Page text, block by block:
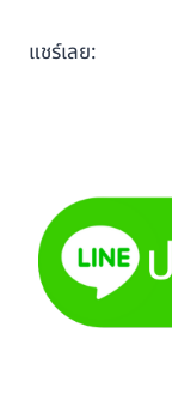
แชร์เลย: